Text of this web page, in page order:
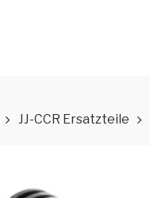
JJ-CCR Ersatzteile